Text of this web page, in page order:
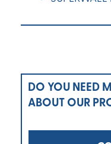
DO YOU NEED
ABOUT OUR